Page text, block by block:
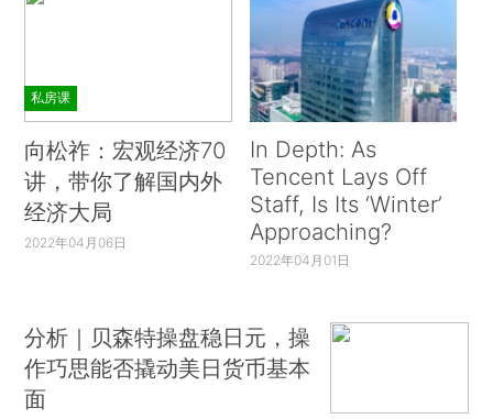
私房课
向松祚：宏观经济70
讲，带你了解国内外
经济大局
2022年04月06日
In Depth: As
Tencent Lays Off
Staff, Is Its ‘Winter’
Approaching?
2022年04月01日
分析｜贝森特操盘稳日元，操
作巧思能否撬动美日货币基本
面